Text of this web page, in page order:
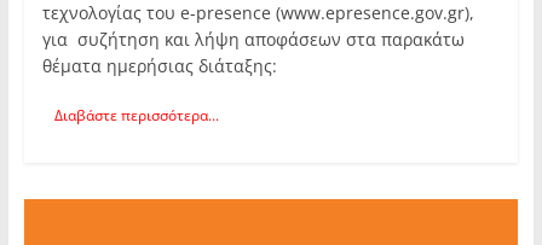
τεχνολογίας του e-presence (www.epresence.gov.gr),
για συζήτηση και λήψη αποφάσεων στα παρακάτω
θέματα ημερήσιας διάταξης:
Διαβάστε περισσότερα...